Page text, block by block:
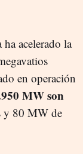
ha acelerado la
en operación
MW son
y 80 MW de